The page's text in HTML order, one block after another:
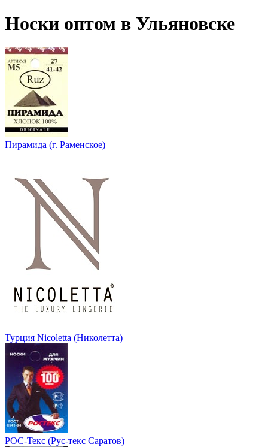
Носки оптом в Ульяновске
Пирамида (г. Раменское)
Турция Nicoletta (Николетта)
РОС-Текс (Рус-текс Саратов)